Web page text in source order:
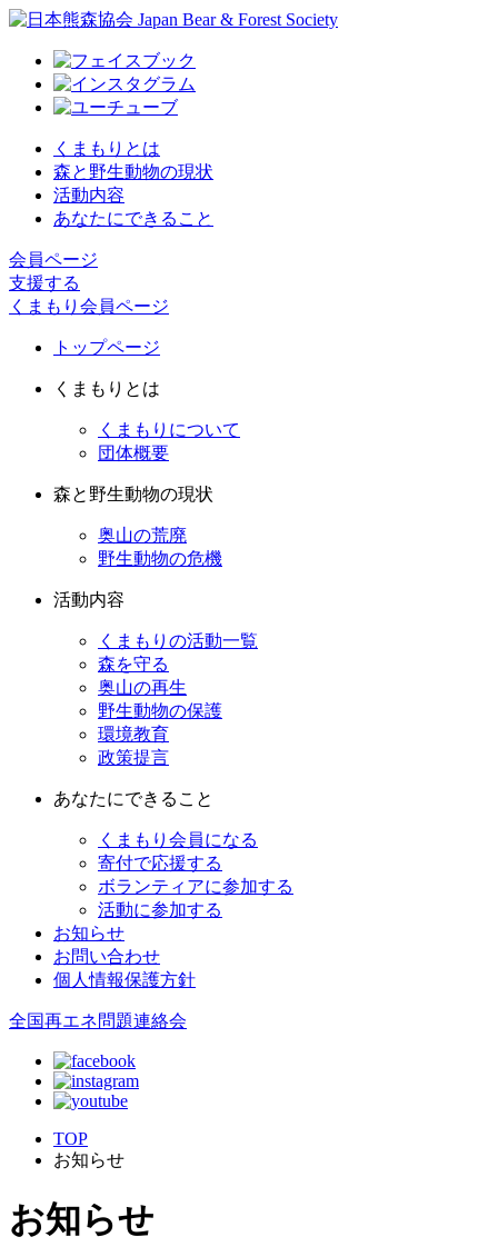
くまもりとは
森と野生動物の現状
活動内容
あなたにできること
会員ページ
支援する
くまもり会員ページ
トップページ
くまもりとは
くまもりについて
団体概要
森と野生動物の現状
奥山の荒廃
野生動物の危機
活動内容
くまもりの活動一覧
森を守る
奥山の再生
野生動物の保護
環境教育
政策提言
あなたにできること
くまもり会員になる
寄付で応援する
ボランティアに参加する
活動に参加する
お知らせ
お問い合わせ
個人情報保護方針
全国再エネ問題連絡会
TOP
お知らせ
お知らせ